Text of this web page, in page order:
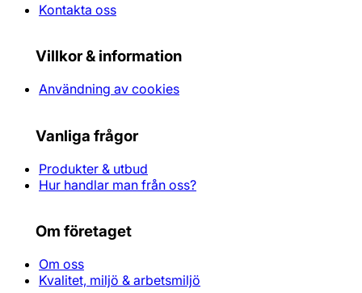
Kontakta oss
Villkor & information
Användning av cookies
Vanliga frågor
Produkter & utbud
Hur handlar man från oss?
Om företaget
Om oss
Kvalitet, miljö & arbetsmiljö